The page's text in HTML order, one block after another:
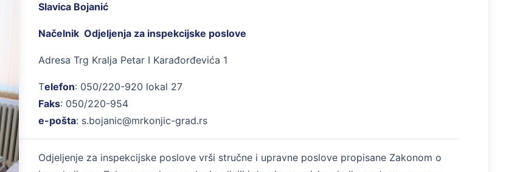
Slavica Bojanić
Načelnik Odjeljenja za inspekcijske poslove
Adresa Trg Kralja Petar I Karađorđevića 1
Telefon: 050/220-920 lokal 27
Faks: 050/220-954
e-pošta: s.bojanic@mrkonjic-grad.rs
Odjeljenje za inspekcijske poslove vrši stručne i upravne poslove propisane Zakonom o